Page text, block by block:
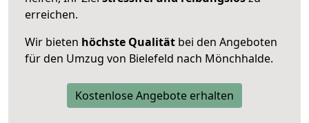
erreichen.
Wir bieten höchste Qualität bei den Angeboten
für den Umzug von Bielefeld nach Mönchhalde.
Kostenlose Angebote erhalten